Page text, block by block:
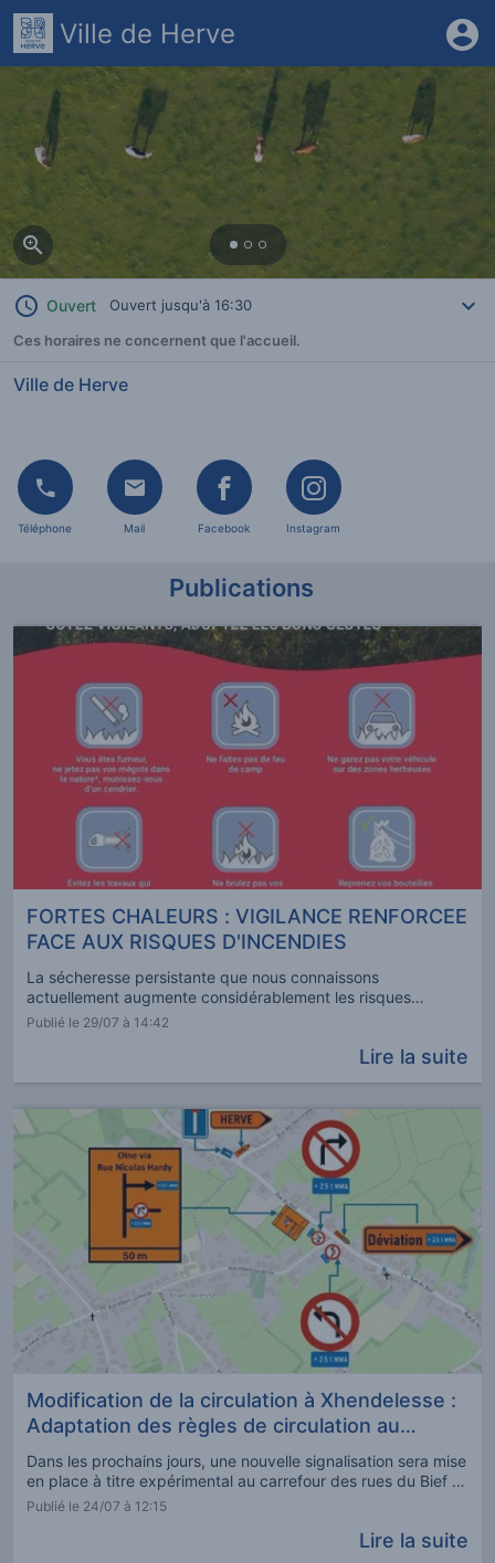
Ville de Herve
Zoom
Ouvert
Ouvert jusqu'à 16:30
Ces horaires ne concernent que l'accueil.
Ville de Herve
Téléphone Mail Facebook Instagram
Publications
FORTES CHALEURS : VIGILANCE RENFORCEE
FACE AUX RISQUES D'INCENDIES
La sécheresse persistante que nous connaissons
actuellement augmente considérablement les risques
d'incendies dans les espaces naturels dont les
dommageables. Pour rappel, la plupart des incendies et
Publié le 29/07 à 14:42
Lire la suite
Modification de la circulation à Xhendelesse :
Adaptation des règles de circulation au
carrefour rue du Bief – rue Albert Leclercqs
Dans les prochains jours, une nouvelle signalisation sera mise
en place à titre expérimental au carrefour des rues du Bief et
Albert Leclercqs. L'objectif est d’apporter de la souplesse
Publié le 24/07 à 12:15
Lire la suite